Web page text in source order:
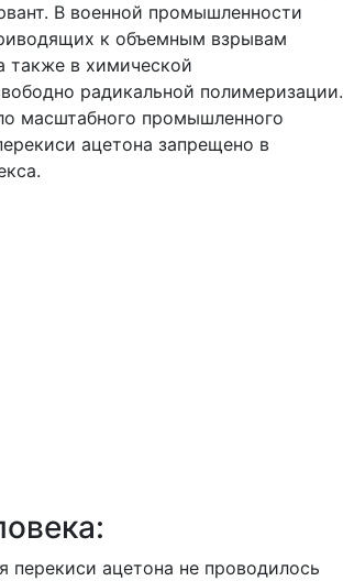
В военной промышленности
к объемным взрывам
также в химической
радикальной полимеризации.
масштабного промышленного
ацетона запрещено в
перекиси ацетона не проводилось